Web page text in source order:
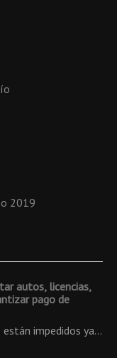
2019
autos, licencias,
pago de
impedidos ya…